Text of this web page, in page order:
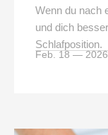
Wenn du nach
und dich
Schlafposition.
Feb. 18 — 2026